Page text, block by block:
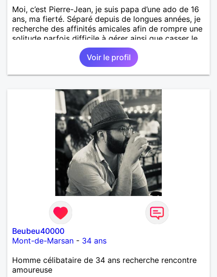
Moi, c’est Pierre-Jean, je suis papa d’une ado de 16
ans, ma fierté. Séparé depuis de longues années, je
recherche des affinités amicales afin de rompre une
solitude parfois difficile à gérer ainsi que casser le
vague à l’âme. L’amitié reste extrêmement
importante à mes yeux mais peut se décliner en des
sentiments plus puissants. « Le temps fera son
œuvre » disait Arthur Schopenhauer, philosophe
autant être trop locace. Je suis bourré de qualités
avec très peu de défauts. Je suis altruiste,
bienveillant, empathique, attentionné, honnête,
respectueux, doux de caractère et compréhensif : je
laisse « glisser » beaucoup de choses. Mais ne vous
m’éprenez pas Mesdames, si une personne que
j’aime me trahit une fois, il n’y aura pas de seconde
chance et je l’effacerai à « vitam eternam ».
Néanmoins, je suis un tout petit peu maniaque ainsi
qu’impatient. J’essaye de faire des efforts. Rien de
bien dramatique ! Du moins je le pense……Je suis un
homme facile à vivre. À vous si vous le souhaitez,
d’apprendre à me connaître davantage. J’en serai
ravi….A très bientôt je l’espère.
Voir le profil
Beubeu40000
Mont-de-Marsan - 34 ans
Homme célibataire de 34 ans recherche rencontre
amoureuse